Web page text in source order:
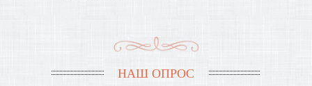
НАШ ОПРОС